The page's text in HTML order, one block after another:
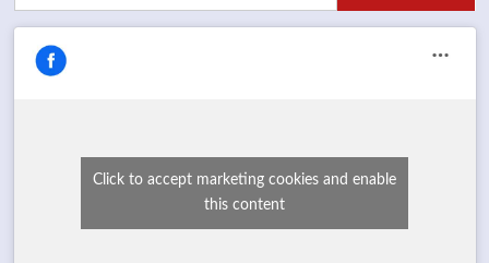
Click to accept marketing cookies and enable
this content